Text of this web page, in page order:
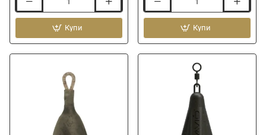
Шаранджийска
макара
CARP
Ex-
Купи
тежест
CARP
Conceal
Купи